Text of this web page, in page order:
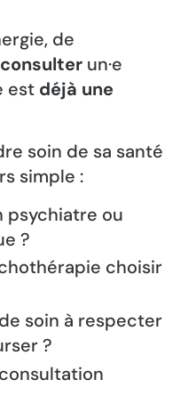
de
un·e
est déjà une
soin de sa santé
simple :
psychiatre ou
?
choisir
soin à respecter
?